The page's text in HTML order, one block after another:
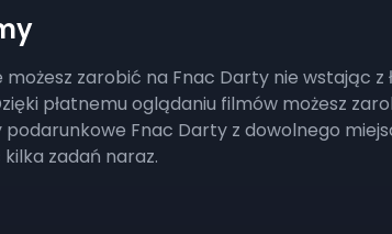
możesz zarobić na Fnac Darty nie wstając z
płatnemu oglądaniu filmów możesz
Fnac Darty z dowolnego
zadań naraz.